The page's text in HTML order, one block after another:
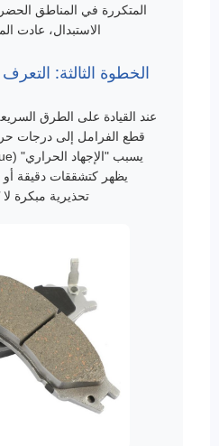
المتكررة في المناطق
الاستبدال، عادت
الخطوة الثالثة:
عند القيادة على الطرق
قطع الفرامل إلى درجات
يظهر كتشققات دقيقة أو
تحذيرية مبكرة لا